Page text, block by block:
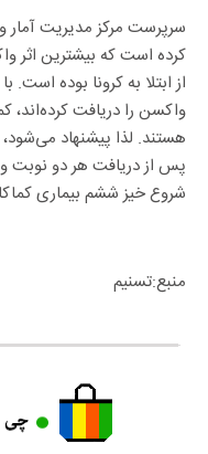
سرپرست مرکز مدیریت آمار
کرده است که بیشترین اثر
از ابتلا به کرونا بوده
واکسن را دریافت کرده‌اند،
هستند. لذا پیشنهاد
پس از دریافت هر دو نوبت
شروع خیز ششم بیماری
منبع:تسنیم